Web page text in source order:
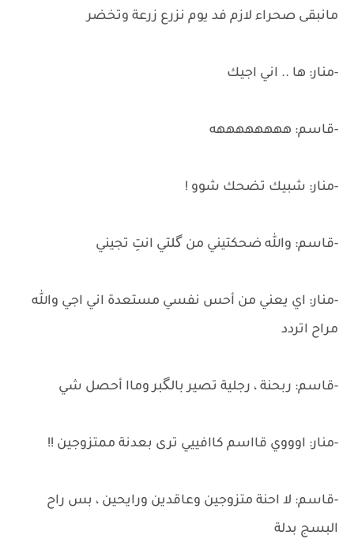
مانبقى صحراء لازم فد يوم نزرع زرعة وتخضر
-منار: ها .. اني اجيك
-قاسم: ههههههههه
-منار: شبيك تضحك شوو !
-قاسم: والله ضحكتيني من گلتي انتِ تجيني
-منار: اي يعني من أحس نفسي مستعدة اني اجي والله
مراح اتردد
-قاسم: ربحنة ، رجلية تصير بالگبر وماا أحصل شي
-منار: اوووي قااسم كاافييي ترى بعدنة ممتزوجين !!
-قاسم: لا احنة متزوجين وعاقدين ورايحين ، بس راح
البسج بدلة